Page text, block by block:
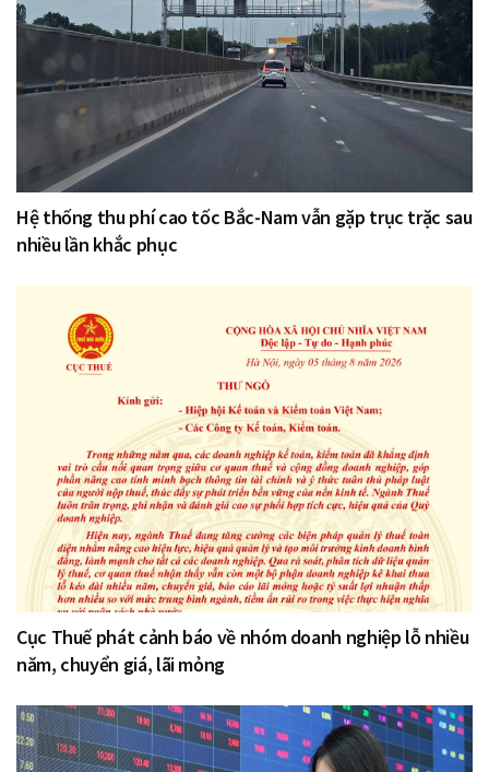
Hệ thống thu phí cao tốc Bắc-Nam vẫn gặp trục trặc sau
nhiều lần khắc phục
Cục Thuế phát cảnh báo về nhóm doanh nghiệp lỗ nhiều
năm, chuyển giá, lãi mỏng